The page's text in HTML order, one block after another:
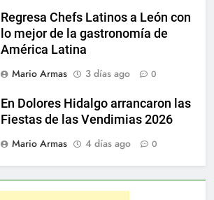
Regresa Chefs Latinos a León con
lo mejor de la gastronomía de
América Latina
Mario Armas
3 días ago 0
En Dolores Hidalgo arrancaron las
Fiestas de las Vendimias 2026
Mario Armas
4 días ago 0